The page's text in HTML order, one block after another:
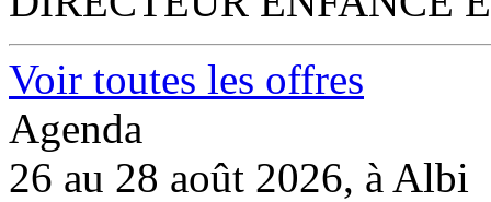
Voir toutes les offres
Agenda
26 au 28 août 2026, à Albi